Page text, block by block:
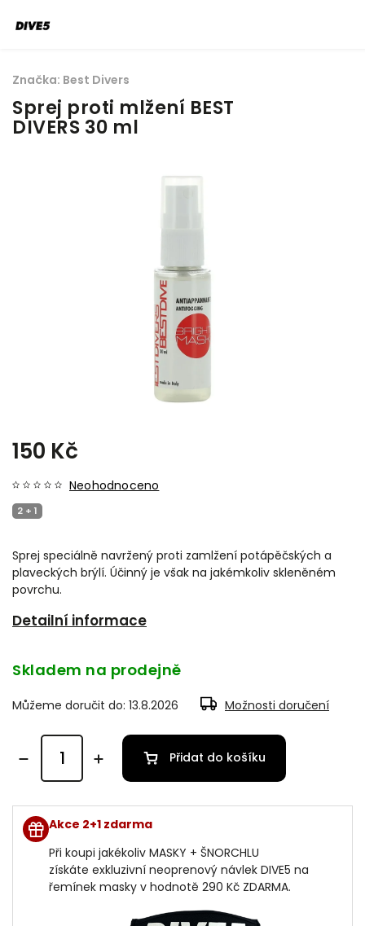
Sprej proti mlžení BEST
DIVERS 30 ml
150 Kč
2 + 1
Neohodnoceno
Sprej speciálně navržený proti zamlžení potápěčských a
plaveckých brýlí. Účinný je však na jakémkoliv skleněném
povrchu.
Detailní informace
Značka: Best Divers
Skladem na prodejně
Můžeme doručit do: 13.8.2026 Možnosti doručení
Přidat do košíku
Akce 2+1 zdarma
Při koupi jakékoliv MASKY + ŠNORCHLU
získáte exkluzivní neoprenový návlek DIVE5 na
řemínek masky v hodnotě 290 Kč ZDARMA.